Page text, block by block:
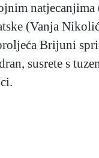
natjecanjima
(Vanja
Brijuni
susrete s